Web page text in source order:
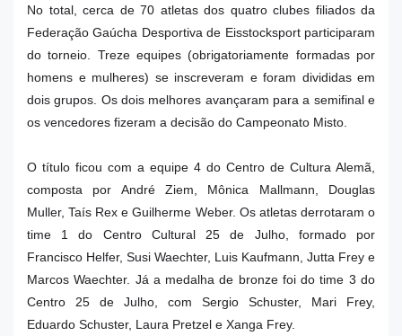
No total, cerca de 70 atletas dos quatro clubes filiados da
Federação Gaúcha Desportiva de Eisstocksport participaram
do torneio. Treze equipes (obrigatoriamente formadas por
homens e mulheres) se inscreveram e foram divididas em
dois grupos. Os dois melhores avançaram para a semifinal e
os vencedores fizeram a decisão do Campeonato Misto.
O título ficou com a equipe 4 do Centro de Cultura Alemã,
composta por André Ziem, Mônica Mallmann, Douglas
Muller, Taís Rex e Guilherme Weber. Os atletas derrotaram o
time 1 do Centro Cultural 25 de Julho, formado por
Francisco Helfer, Susi Waechter, Luis Kaufmann, Jutta Frey e
Marcos Waechter. Já a medalha de bronze foi do time 3 do
Centro 25 de Julho, com Sergio Schuster, Mari Frey,
Eduardo Schuster, Laura Pretzel e Xanga Frey.